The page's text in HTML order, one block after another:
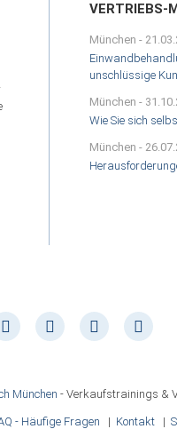
VERTRIEBS-
München -
unschlüssige
München -
Wie Sie sich
München -
München - Verkaufstrainings &
- Häufige Fragen | Kontakt|